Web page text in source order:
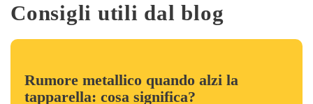
Consigli utili dal blog
Rumore metallico quando alzi la
tapparella: cosa significa?